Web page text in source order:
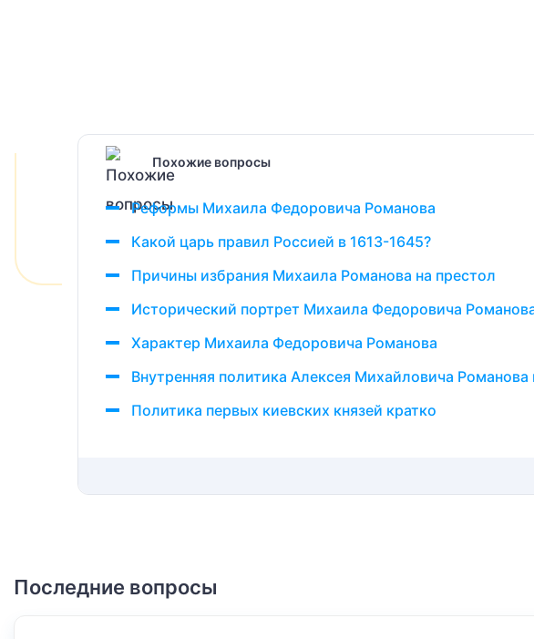
Похожие вопросы
Реформы Михаила Федоровича Романова
Какой царь правил Россией в 1613-1645?
Причины избрания Михаила Романова на престол
Исторический портрет Михаила Федоровича
Характер Михаила Федоровича Романова
Внутренняя политика Алексея Михайловича Романова
Политика первых киевских князей кратко
Последние вопросы